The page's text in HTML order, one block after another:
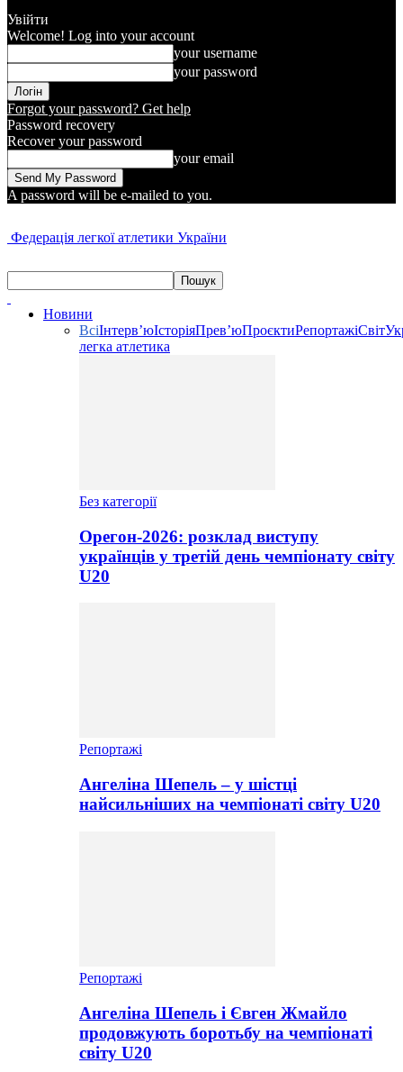
Увійти
Welcome! Log into your account
your username
your password
Forgot your password? Get help
Password recovery
Recover your password
your email
A password will be e-mailed to you.
Федерація легкої атлетики України
Новини
ВсіІнтерв’юІсторіяПрев’юПроєктиРепортажіСвіт
легка атлетика
Без категорії
Орегон-2026: розклад виступу
українців у третій день чемпіонату світу
U20
Репортажі
Ангеліна Шепель – у шістці
найсильніших на чемпіонаті світу U20
Репортажі
Ангеліна Шепель і Євген Жмайло
продовжують боротьбу на чемпіонаті
світу U20